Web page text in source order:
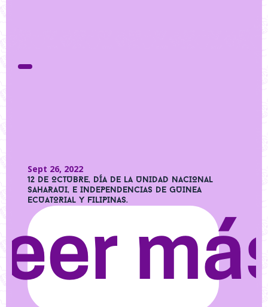
Sept 26, 2022
12 DE OCTUBRE, DÍA DE LA UNIDAD NACIONAL
SAHARAUI, E INDEPENDENCIAS DE GUINEA
ECUATORIAL Y FILIPINAS.